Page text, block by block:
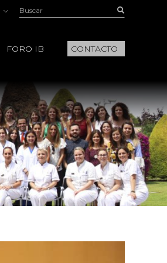
Buscar:
FORO IB CONTACTO